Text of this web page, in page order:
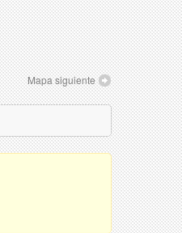
Mapa siguiente